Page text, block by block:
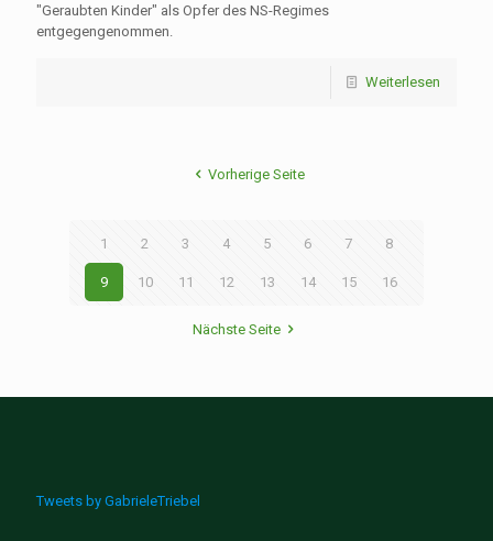
"Geraubten Kinder" als Opfer des NS-Regimes
entgegengenommen.
Weiterlesen
Vorherige Seite
1 2 3 4 5 6 7 8
9 10 11 12 13 14 15 16
Nächste Seite
Tweets by GabrieleTriebel